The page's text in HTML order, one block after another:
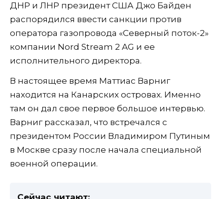
ДНР и ЛНР президент США Джо Байден
распорядился ввести санкции против
оператора газопровода «Северный поток-2»
компании Nord Stream 2 AG и ее
исполнительного директора.
В настоящее время Маттиас Варниг
находится на Канарских островах. Именно
там он дал свое первое большое интервью.
Варниг рассказал, что встречался с
президентом России Владимиром Путиным
в Москве сразу после начала специальной
военной операции.